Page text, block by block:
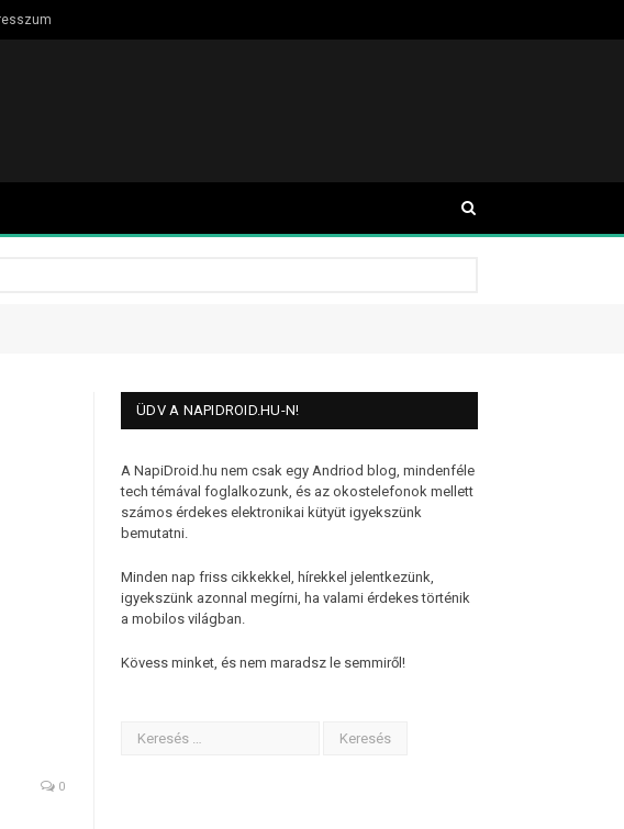
0
ÜDV A NAPIDROID.HU-N!
A NapiDroid.hu nem csak egy Andriod blog, mindenféle
tech témával foglalkozunk, és az okostelefonok mellett
számos érdekes elektronikai kütyüt igyekszünk
bemutatni.
Minden nap friss cikkekkel, hírekkel jelentkezünk,
igyekszünk azonnal megírni, ha valami érdekes történik
a mobilos világban.
Kövess minket, és nem maradsz le semmiről!